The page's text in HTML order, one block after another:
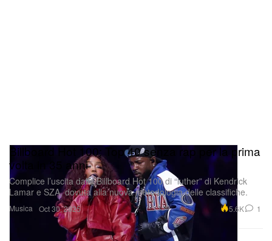
Musica
Billboard Hot 100: Top 40 senza rap per la prima
volta in 35 anni
Complice l’uscita dalla Billboard Hot 100 di “luther” di Kendrick
Lamar e SZA, dovuta alla nuova metodologia delle classifiche.
Oct 30, 2025 5.6K 1